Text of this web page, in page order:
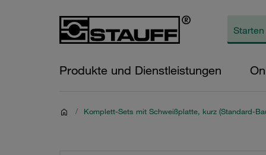
Produkte und Dienstleistungen
/ Komplett-Sets mit Schweißplatte, kurz (Standard-